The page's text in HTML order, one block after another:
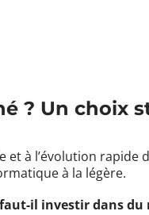
? Un choix
et à l’évolution rapide
à la légère.
il investir dans du